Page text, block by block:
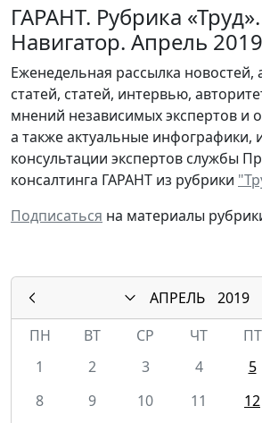
ГАРАНТ. Рубрика «Труд».
Навигатор. Апрель 2019
Еженедельная рассылка новостей,
статей, статей, интервью,
мнений независимых экспертов и
а также актуальные инфографики,
консультации экспертов службы
консалтинга ГАРАНТ из рубрики
Подписаться на материалы
АПРЕЛЬ
2019
ПН
ВТ СР ЧТ ПТ
1
2 3 4 5
8
9 10 11 12